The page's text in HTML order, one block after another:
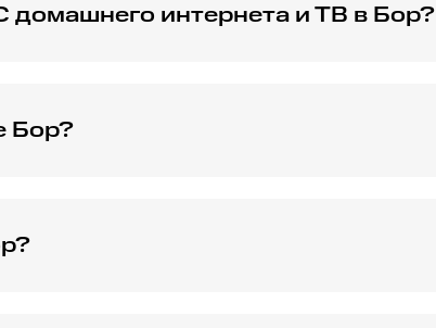
интернета и ТВ в Бор?
Бор?